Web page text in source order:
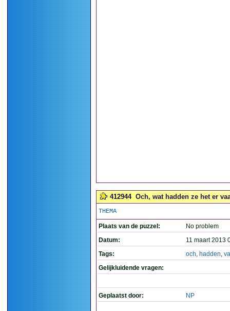
412944 Och, wat hadden ze het er
THEMA
Plaats van de puzzel:
No problem
Datum:
11 maart 2013
Tags:
och, hadden,
Gelijkluidende vragen:
Geplaatst door: NP